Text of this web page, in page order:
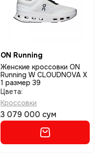
ON Running
Женские кроссовки ON
Running W CLOUDNOVA X
1 размер 39
Цвета:
Кроссовки
3 079 000 сум